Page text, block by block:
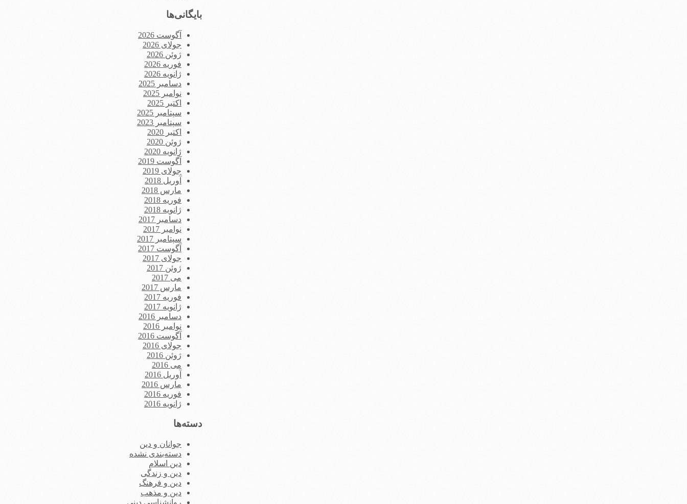
بایگانی‌ها
آگوست 2026
جولای 2026
ژوئن 2026
فوریه 2026
ژانویه 2026
دسامبر 2025
نوامبر 2025
اکتبر 2025
سپتامبر 2025
سپتامبر 2023
اکتبر 2020
ژوئن 2020
ژانویه 2020
آگوست 2019
جولای 2019
آوریل 2018
مارس 2018
فوریه 2018
ژانویه 2018
دسامبر 2017
نوامبر 2017
سپتامبر 2017
آگوست 2017
جولای 2017
ژوئن 2017
می 2017
مارس 2017
فوریه 2017
ژانویه 2017
دسامبر 2016
نوامبر 2016
آگوست 2016
جولای 2016
ژوئن 2016
می 2016
آوریل 2016
مارس 2016
فوریه 2016
ژانویه 2016
دسته‌ها
جوانان و دین
دسته‌بندی نشده
دین اسلام
دین و زندگی
دین و فرهنگ
دین و مذهب
روانشناسی دینی